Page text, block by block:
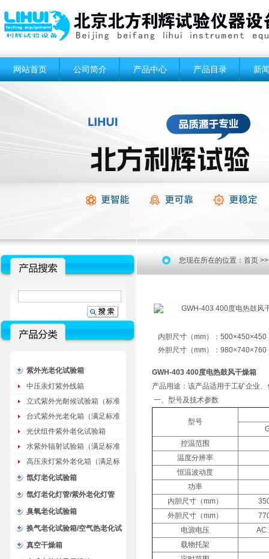
网站首页 公司简介 产品中心 产品目录 新
紫外光老化试验箱
中压汞灯紫外线箱
立式紫外光耐候试验箱（标准
型）
台式紫外光老化箱（满足标准
GB/T16776）
光伏组件紫外老化试验箱
水紫外辐射试验箱（满足标准
JC485-1992）
高压汞灯紫外老化箱（满足标
准GB/T16777）
氙灯老化试验箱
氙灯老化灯管/紫外老化灯管
（耗材）
臭氧老化试验箱
换气老化试验箱/空气热老化试
验箱
真空干燥箱
您现在所在的位置： 首页
内胆尺寸（mm）：500×450×450
外胆尺寸（mm）：980×740×760
GWH-403 400度电热鼓风干燥箱
产品用途：该产品适用于工矿企业
一、型号及技术参数
型号
控温范围
温度分辨率
恒温波动度
功率
内胆尺寸（mm）
外胆尺寸（mm）
电源电压
AC
载物托架